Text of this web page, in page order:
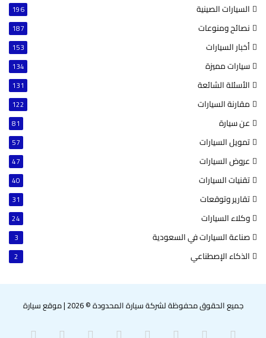
السيارات الصينية 196
نصائح ومنوعات 187
أخبار السيارات 153
سيارات مميزة 134
الأسئلة الشائعة 131
مقارنة السيارات 122
عن سيارة 81
تمويل السيارات 57
عروض السيارات 47
تقنيات السيارات 40
تقارير وتوقعات 31
وكلاء السيارات 24
صناعة السيارات في السعودية 3
الذكاء الإصطناعي 2
جميع الحقوق محفوظة لشركة سيارة المحدودة © 2026 |موقع سيارة